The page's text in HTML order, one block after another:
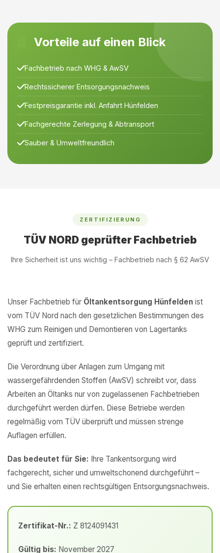
Vorteile auf einen Blick
Fachbetrieb nach WHG & AwSV
Rechtssicherer Entsorgungsnachweis
Festpreisgarantie inkl. Anfahrt Hünfelden
Fachgerechte Zerlegung & Abtransport
Sauber & Umweltfreundlich
ZERTIFIZIERUNG
TÜV NORD geprüfter Fachbetrieb
Ihre Sicherheit ist uns wichtig – Fachbetrieb nach § 62 AwSV
Unser Fachbetrieb für Öltankentsorgung Hünfelden ist
vom TÜV Nord nach den gesetzlichen Bestimmungen des
WHG zum Reinigen und Demontieren von Lagertanks
geprüft und zertifiziert.
Die Verordnung über Anlagen zum Umgang mit
wassergefährdenden Stoffen (AwSV) schreibt vor, dass
Arbeiten an Öltanks nur von zugelassenen Fachbetrieben
durchgeführt werden dürfen. Diese Betriebe werden
regelmäßig vom TÜV überprüft und müssen strenge
Auflagen erfüllen.
Das bedeutet für Sie: Ihre Tankentsorgung wird
fachgerecht, sicher und umweltschonend durchgeführt –
und Sie erhalten einen rechtsgültigen Entsorgungsnachweis.
Zertifikat-Nr.: Z 8124091431
Gültig bis: November 2027